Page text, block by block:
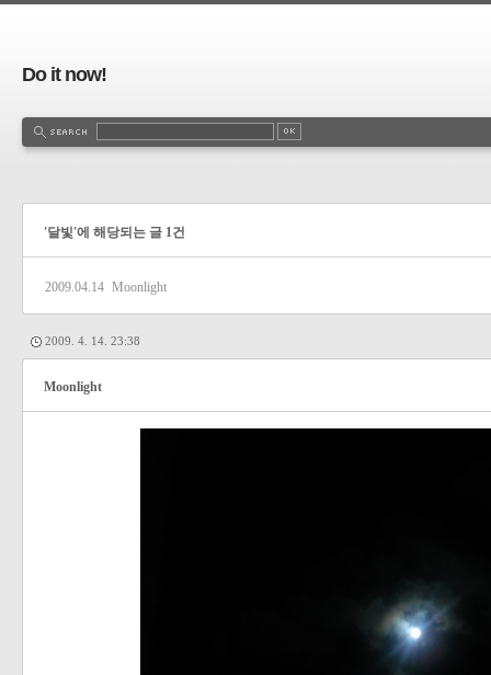
Do it now!
'달빛'에 해당되는 글 1건
2009.04.14 Moonlight
2009. 4. 14. 23:38
Moonlight